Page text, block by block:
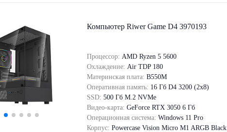
Компьютер Riwer Game D4 3970193
Процессор: AMD Ryzen 5 5600
Охлаждение: Air TDP 180
Материнская плата: B550M
Оперативная память: 16 Гб D4 3200 (2x8)
SSD: 500 Гб M.2 NVMe
Видео-карта: GeForce RTX 3050 6 Гб
Операционная система: Windows 11 Pro
Корпус: Powercase Vision Micro M1 ARGB Black